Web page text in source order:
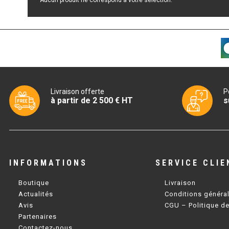
Livraison offerte
à partir de 2 500 € HT
INFORMATIONS
Boutique
Actualités
Avis
Partenaires
SERVICE
Livraison
Conditions
CGU – Politique